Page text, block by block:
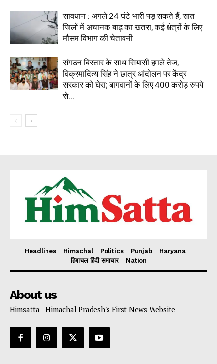
सावधान : अगले 24 घंटे भारी पड़ सकते हैं, सात
जिलों में अचानक बाढ़ का खतरा, कई क्षेत्रों के लिए
मौसम विभाग की चेतावनी
संगठन विस्तार के साथ सियासी हमले तेज,
विक्रमादित्य सिंह ने छात्र आंदोलन पर केंद्र
सरकार को घेरा; बागवानों के लिए 400 करोड़ रुपये
से...
Headlines Himachal Politics Punjab
Haryana
हिमाचल हिंदी समाचार
Nation
About us
Himsatta - Himachal Pradesh's First News Website